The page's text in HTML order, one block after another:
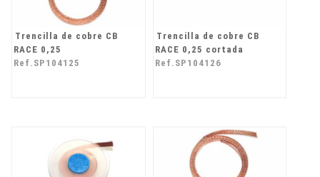
Trencilla de cobre CB
RACE 0,25
Ref.SP104125
Trencilla de cobre CB
RACE 0,25 cortada
Ref.SP104126